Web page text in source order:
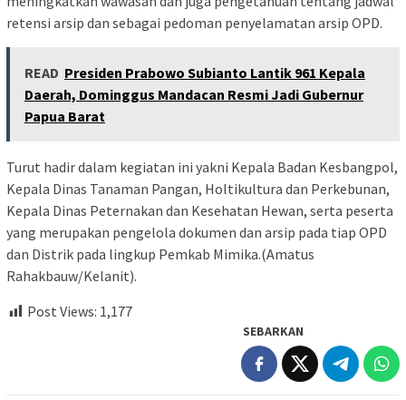
retensi arsip dan sebagai pedoman penyelamatan arsip OPD.
READ Presiden Prabowo Subianto Lantik 961 Kepala
Daerah, Dominggus Mandacan Resmi Jadi Gubernur
Papua Barat
Turut hadir dalam kegiatan ini yakni Kepala Badan Kesbangpol,
Kepala Dinas Tanaman Pangan, Holtikultura dan Perkebunan,
Kepala Dinas Peternakan dan Kesehatan Hewan, serta peserta
yang merupakan pengelola dokumen dan arsip pada tiap OPD
dan Distrik pada lingkup Pemkab Mimika.(Amatus
Rahakbauw/Kelanit).
Post Views: 1,177
SEBARKAN